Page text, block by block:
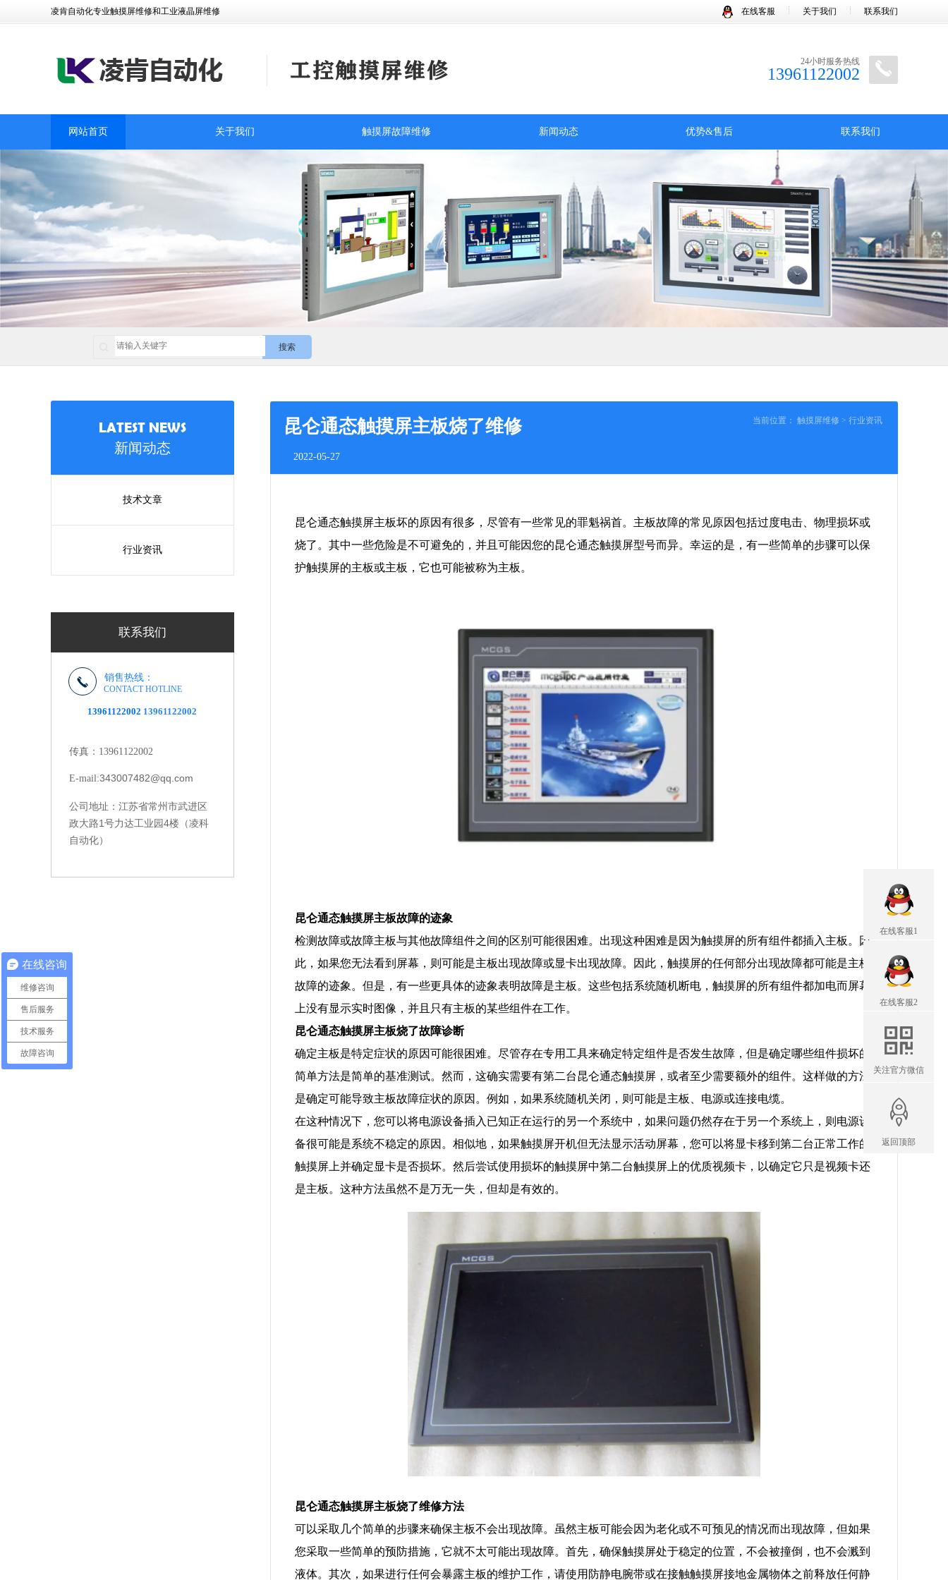
在线客服 关于我们 联系我们
凌肯自动化专业触摸屏维修和工业液晶屏维修
24小时服务热线
13961122002
网站首页 关于我们 触摸屏故障维修 新闻动态 优势&售后 联系我们
搜索
LATEST NEWS
新闻动态
技术文章
行业资讯
联系我们
销售热线：
CONTACT HOTLINE
13961122002 13961122002
传真：13961122002
E-mail:343007482@qq.com
公司地址： 江苏省常州市武进区
政大路1号力达工业园4楼（凌科
自动化）
当前位置： 触摸屏维修 > 行业资讯
昆仑通态触摸屏主板烧了维修
2022-05-27
昆仑通态触摸屏主板坏的原因有很多，尽管有一些常见的罪魁祸首。主板故障的常见原因包括过度电击、物理损坏或
烧了。其中一些危险是不可避免的，并且可能因您的昆仑通态触摸屏型号而异。幸运的是，有一些简单的步骤可以保
护触摸屏的主板或主板，它也可能被称为主板。
昆仑通态触摸屏主板故障的迹象
检测故障或故障主板与其他故障组件之间的区别可能很困难。出现这种困难是因为触摸屏的所有组件都插入主板。因
此，如果您无法看到屏幕，则可能是主板出现故障或显卡出现故障。因此，触摸屏的任何部分出现故障都可能是主板
故障的迹象。但是，有一些更具体的迹象表明故障是主板。这些包括系统随机断电，触摸屏的所有组件都加电而屏幕
上没有显示实时图像，并且只有主板的某些组件在工作。
昆仑通态触摸屏主板烧了故障诊断
确定主板是特定症状的原因可能很困难。尽管存在专用工具来确定特定组件是否发生故障，但是确定哪些组件损坏的
简单方法是简单的基准测试。然而，这确实需要有第二台昆仑通态触摸屏，或者至少需要额外的组件。这样做的方法
是确定可能导致主板故障症状的原因。例如，如果系统随机关闭，则可能是主板、电源或连接电缆。
在这种情况下，您可以将电源设备插入已知正在运行的另一个系统中，如果问题仍然存在于另一个系统上，则电源设
备很可能是系统不稳定的原因。相似地，如果触摸屏开机但无法显示活动屏幕，您可以将显卡移到第二台正常工作的
触摸屏上并确定显卡是否损坏。然后尝试使用损坏的触摸屏中第二台触摸屏上的优质视频卡，以确定它只是视频卡还
是主板。这种方法虽然不是万无一失，但却是有效的。
昆仑通态触摸屏主板烧了维修方法
可以采取几个简单的步骤来确保主板不会出现故障。虽然主板可能会因为老化或不可预见的情况而出现故障，但如果
您采取一些简单的预防措施，它就不太可能出现故障。首先，确保触摸屏处于稳定的位置，不会被撞倒，也不会溅到
液体。其次，如果进行任何会暴露主板的维护工作，请使用防静电腕带或在接触触摸屏接地金属物体之前释放任何静
在线客服1
在线客服2
关注官方微信
返回顶部
在线咨询
维修咨询
售后服务
技术服务
故障咨询